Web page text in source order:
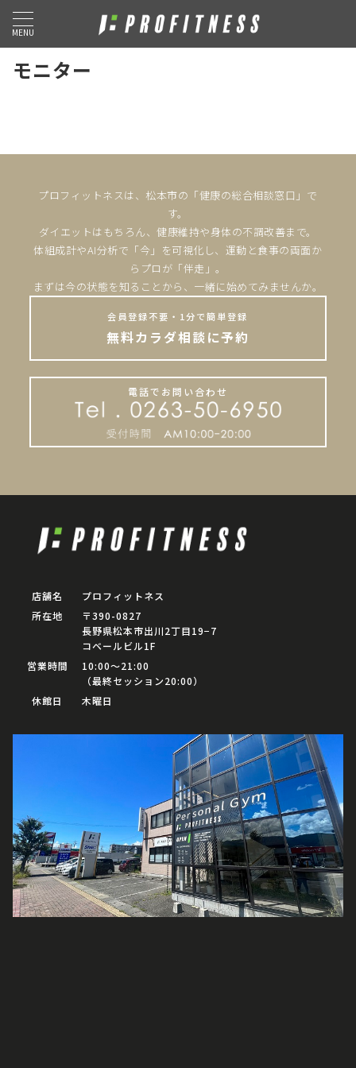
MENU
モニター
プロフィットネスは、松本市の「健康の総合相談窓口」で
す。
ダイエットはもちろん、健康維持や身体の不調改善まで。
体組成計やAI分析で「今」を可視化し、運動と食事の両面か
らプロが「伴走」。
まずは今の状態を知ることから、一緒に始めてみませんか。
会員登録不要・1分で簡単登録
無料カラダ相談に予約
電話でお問い合わせ
店舗名
プロフィットネス
所在地
〒390-0827
長野県松本市出川2丁目19−7
コベールビル1F
営業時間
10:00〜21:00
（最終セッション20:00）
休館日
木曜日